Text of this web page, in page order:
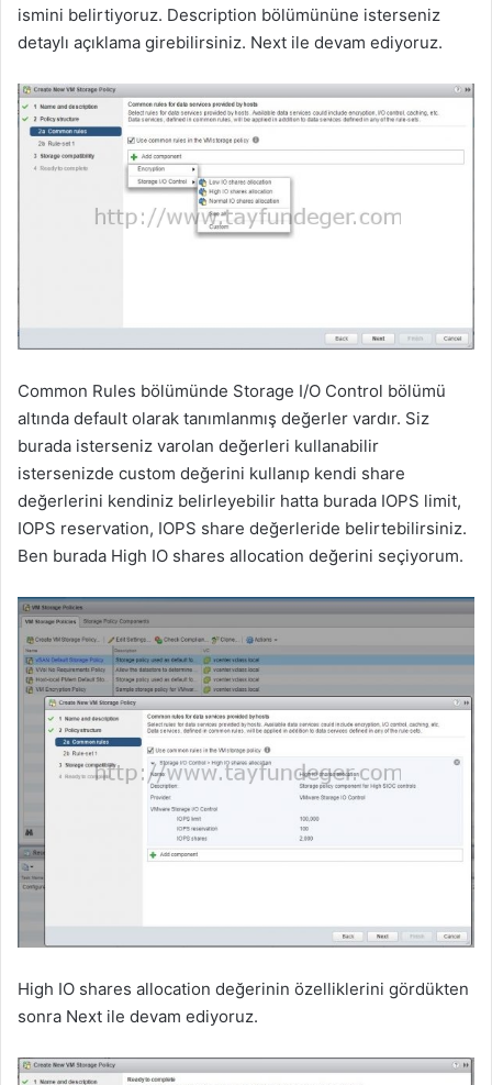
ismini belirtiyoruz. Description bölümününe isterseniz
detaylı açıklama girebilirsiniz. Next ile devam ediyoruz.
Common Rules bölümünde Storage I/O Control bölümü
altında default olarak tanımlanmış değerler vardır. Siz
burada isterseniz varolan değerleri kullanabilir
istersenizde custom değerini kullanıp kendi share
değerlerini kendiniz belirleyebilir hatta burada IOPS limit,
IOPS reservation, IOPS share değerleride belirtebilirsiniz.
Ben burada High IO shares allocation değerini seçiyorum.
High IO shares allocation değerinin özelliklerini gördükten
sonra Next ile devam ediyoruz.